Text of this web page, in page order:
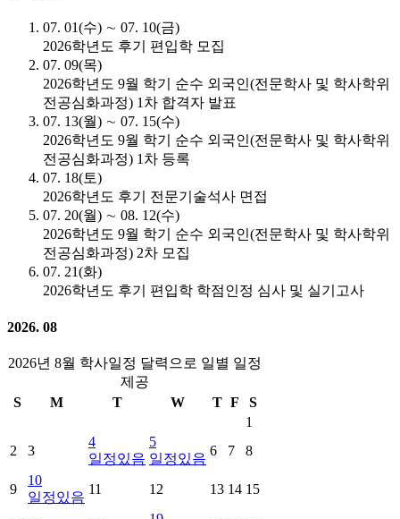
07. 01(수) ∼ 07. 10(금)
2026학년도 후기 편입학 모집
07. 09(목)
2026학년도 9월 학기 순수 외국인(전문학사 및 학사학위
전공심화과정) 1차 합격자 발표
07. 13(월) ∼ 07. 15(수)
2026학년도 9월 학기 순수 외국인(전문학사 및 학사학위
전공심화과정) 1차 등록
07. 18(토)
2026학년도 후기 전문기술석사 면접
07. 20(월) ∼ 08. 12(수)
2026학년도 9월 학기 순수 외국인(전문학사 및 학사학위
전공심화과정) 2차 모집
07. 21(화)
2026학년도 후기 편입학 학점인정 심사 및 실기고사
2026. 08
2026년 8월 학사일정 달력으로 일별 일정
제공
S
M T W T F
S
1
2
3
4
일정있음
5
일정있음
6 7 8
9
10
일정있음
11 12 13 14 15